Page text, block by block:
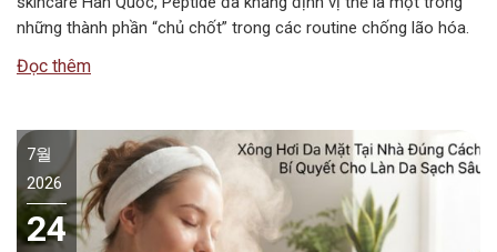
những thành phần “chủ chốt” trong các routine chống lão hóa.
nhất vẫn là băn…
Đọc thêm
7월
2026
24